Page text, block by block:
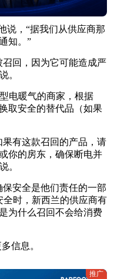
说，“据我们从供应商那
知。”
回，因为它可能造成严
。
电暖气的商家，根据
取安全的替代品（如果
有这款召回的产品，请
你的房东，确保断电并
。
安全是他们责任的一部
全时，新西兰的供应商有
为什么召回不会给消费
信息。
推广